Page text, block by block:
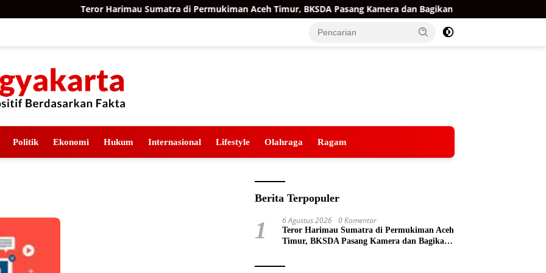
Teror Harimau Sumatra di Permukiman Aceh Timur, BKSDA Pasang Kamera dan Bagikan Mercon
Politik Ekonomi Hukum Internasional Lifestyle Olahraga Ragam
Berita Terpopuler
1 6 Agustus 2026 0 Komentar
Teror Harimau Sumatra di Permukiman Aceh
Timur, BKSDA Pasang Kamera dan Bagikan